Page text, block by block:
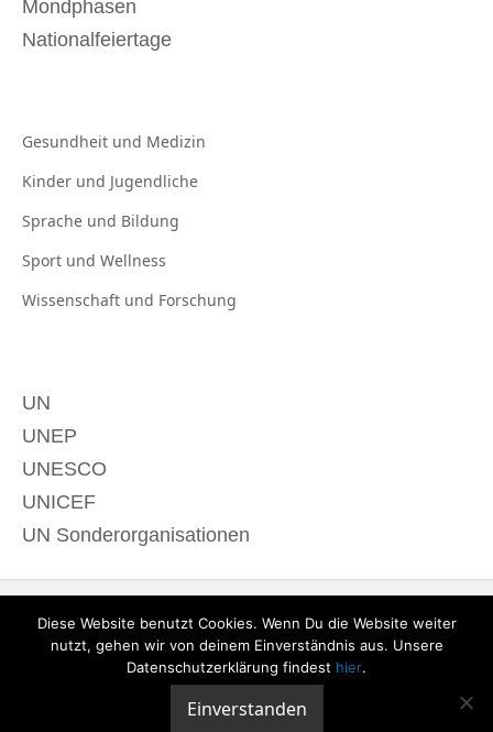
Mondphasen
Nationalfeiertage
Gesundheit und Medizin
Kinder und Jugendliche
Sprache und Bildung
Sport und Wellness
Wissenschaft und Forschung
UN
UNEP
UNESCO
UNICEF
UN Sonderorganisationen
Diese Website benutzt Cookies. Wenn Du die Website weiter
nutzt, gehen wir von deinem Einverständnis aus. Unsere
Datenschutzerklärung findest hier.
Einverstanden